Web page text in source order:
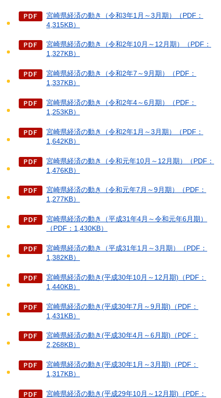
宮崎県経済の動き（令和3年1月～3月期）（PDF：
4,315KB）
宮崎県経済の動き（令和2年10月～12月期）（PDF：
1,327KB）
宮崎県経済の動き（令和2年7～9月期）（PDF：
1,337KB）
宮崎県経済の動き（令和2年4～6月期）（PDF：
1,253KB）
宮崎県経済の動き（令和2年1月～3月期）（PDF：
1,642KB）
宮崎県経済の動き（令和元年10月～12月期）（PDF：
1,476KB）
宮崎県経済の動き（令和元年7月～9月期）（PDF：
1,277KB）
宮崎県経済の動き（平成31年4月～令和元年6月期）
（PDF：1,430KB）
宮崎県経済の動き（平成31年1月～3月期）（PDF：
1,382KB）
宮崎県経済の動き(平成30年10月～12月期)（PDF：
1,440KB）
宮崎県経済の動き(平成30年7月～9月期)（PDF：
1,431KB）
宮崎県経済の動き(平成30年4月～6月期)（PDF：
2,268KB）
宮崎県経済の動き(平成30年1月～3月期)（PDF：
1,317KB）
宮崎県経済の動き(平成29年10月～12月期)（PDF：